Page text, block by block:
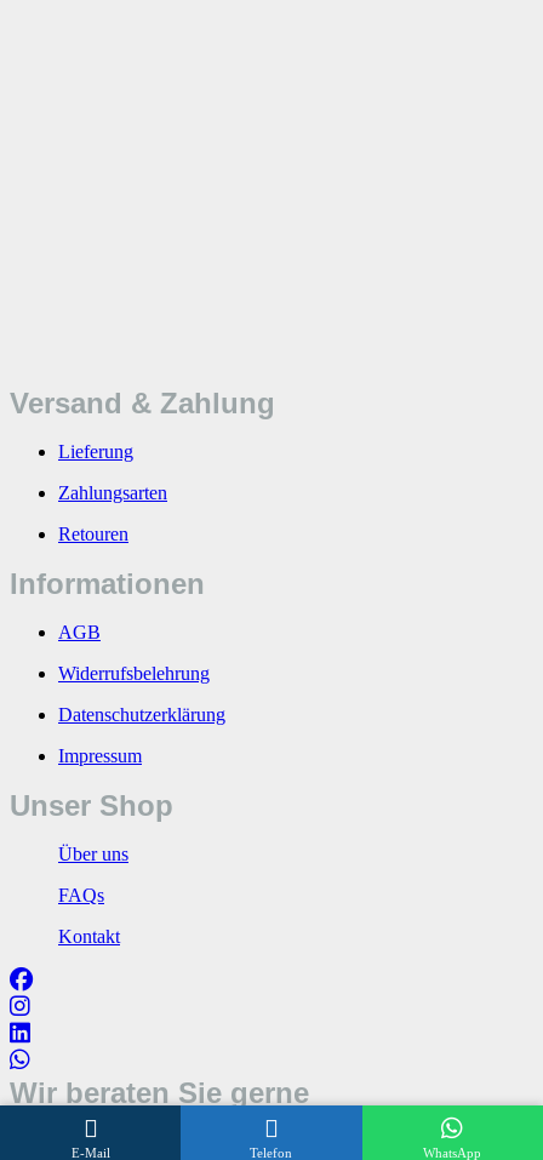
Versand & Zahlung
Lieferung
Zahlungsarten
Retouren
Informationen
AGB
Widerrufsbelehrung
Datenschutzerklärung
Impressum
Unser Shop
Über uns
FAQs
Kontakt
Wir beraten Sie gerne
Öffnungszeiten
E-Mail Telefon WhatsApp